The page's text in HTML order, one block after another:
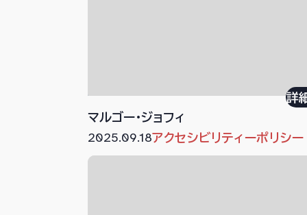
マルゴー・ジョフィ
詳
2025.09.18アクセシビリティーポリシー